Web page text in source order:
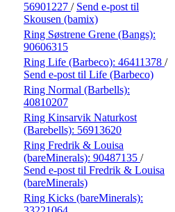
56901227 / Send e-post til
Skousen (bamix)
Ring Søstrene Grene (Bangs):
90606315
Ring Life (Barbeco): 46411378 /
Send e-post til Life (Barbeco)
Ring Normal (Barbells):
40810207
Ring Kinsarvik Naturkost
(Barebells): 56913620
Ring Fredrik & Louisa
(bareMinerals): 90487135 /
Send e-post til Fredrik & Louisa
(bareMinerals)
Ring Kicks (bareMinerals):